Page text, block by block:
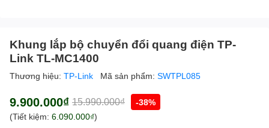
Khung lắp bộ chuyển đổi quang điện TP-
Link TL-MC1400
Thương hiệu: TP-Link Mã sản phẩm: SWTPL085
9.900.000₫ 15.990.000₫
-38%
(Tiết kiệm: 6.090.000₫)